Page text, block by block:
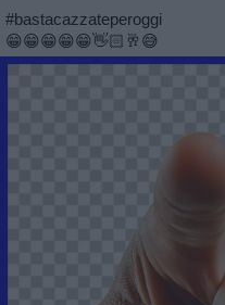
#bastacazzateperoggi
😁😁😁😁😁👋🏻🥂😅